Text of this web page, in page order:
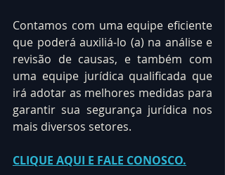
Contamos com uma equipe eficiente
que poderá auxiliá-lo (a) na análise e
revisão de causas, e também com
uma equipe jurídica qualificada que
irá adotar as melhores medidas para
garantir sua segurança jurídica nos
mais diversos setores.
CLIQUE AQUI E FALE CONOSCO.